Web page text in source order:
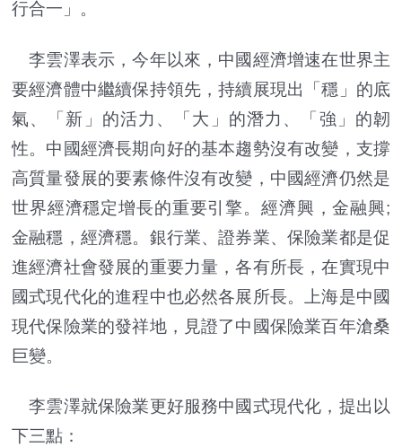
行合一」。
李雲澤表示，今年以來，中國經濟增速在世界主
要經濟體中繼續保持領先，持續展現出「穩」的底
氣、「新」的活力、「大」的潛力、「強」的韌
性。中國經濟長期向好的基本趨勢沒有改變，支撐
高質量發展的要素條件沒有改變，中國經濟仍然是
世界經濟穩定增長的重要引擎。經濟興，金融興;
金融穩，經濟穩。銀行業、證券業、保險業都是促
進經濟社會發展的重要力量，各有所長，在實現中
國式現代化的進程中也必然各展所長。上海是中國
現代保險業的發祥地，見證了中國保險業百年滄桑
巨變。
李雲澤就保險業更好服務中國式現代化，提出以
下三點：